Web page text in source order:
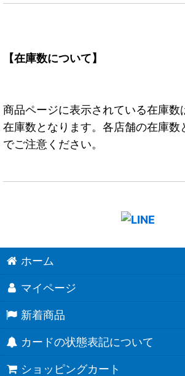
【在庫数について】
商品ページに表示されている在庫数
在庫数となります。各店舗の在庫数
でご注意ください。
ホーム
マイページ
新着商品
カードの状態表記について
ショッピングカート